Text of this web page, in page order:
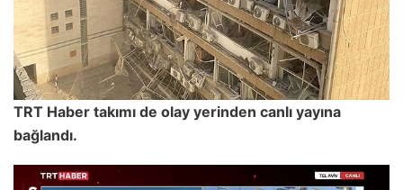
TRT Haber takımı de olay yerinden canlı yayına
bağlandı.